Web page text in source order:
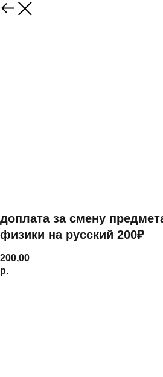
доплата за смену
физики на русский 200₽
200,00
р.